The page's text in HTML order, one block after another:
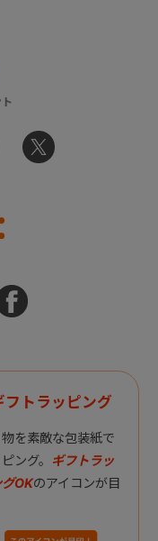
フトラッピング
を素敵な包装紙で
ング。 ギフトラッ
グOKのアイコンが目